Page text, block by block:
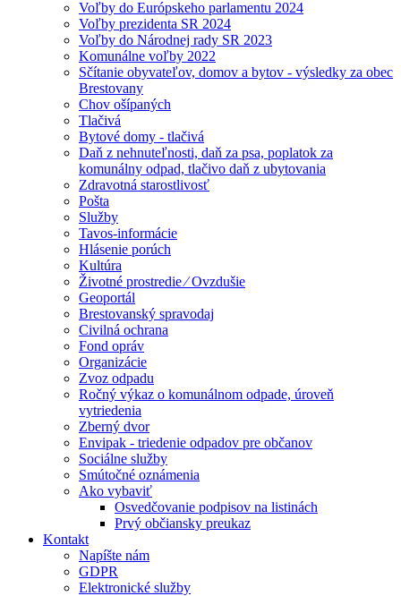
Voľby do Európskeho parlamentu 2024
Voľby prezidenta SR 2024
Voľby do Národnej rady SR 2023
Komunálne voľby 2022
Sčítanie obyvateľov, domov a bytov - výsledky za obec
Brestovany
Chov ošípaných
Tlačivá
Bytové domy - tlačivá
Daň z nehnuteľnosti, daň za psa, poplatok za
komunálny odpad, tlačivo daň z ubytovania
Zdravotná starostlivosť
Pošta
Služby
Tavos-informácie
Hlásenie porúch
Kultúra
Životné prostredie ⁄ Ovzdušie
Geoportál
Brestovanský spravodaj
Civilná ochrana
Fond opráv
Organizácie
Zvoz odpadu
Ročný výkaz o komunálnom odpade, úroveň
vytriedenia
Zberný dvor
Envipak - triedenie odpadov pre občanov
Sociálne služby
Smútočné oznámenia
Ako vybaviť
Osvedčovanie podpisov na listinách
Prvý občiansky preukaz
Kontakt
Napíšte nám
GDPR
Elektronické služby